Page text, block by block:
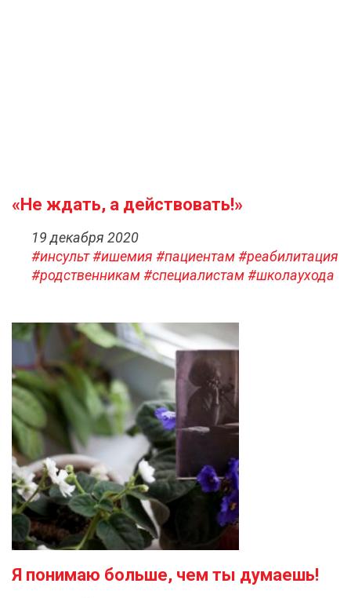
«Не ждать, а действовать!»
19 декабря 2020
#инсульт#ишемия #пациентам#реабилитация
#родственникам#специалистам#школаухода
Я понимаю больше, чем ты думаешь!